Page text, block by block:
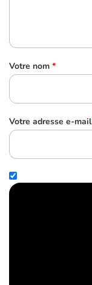
Votre nom *
Votre adresse e-mail